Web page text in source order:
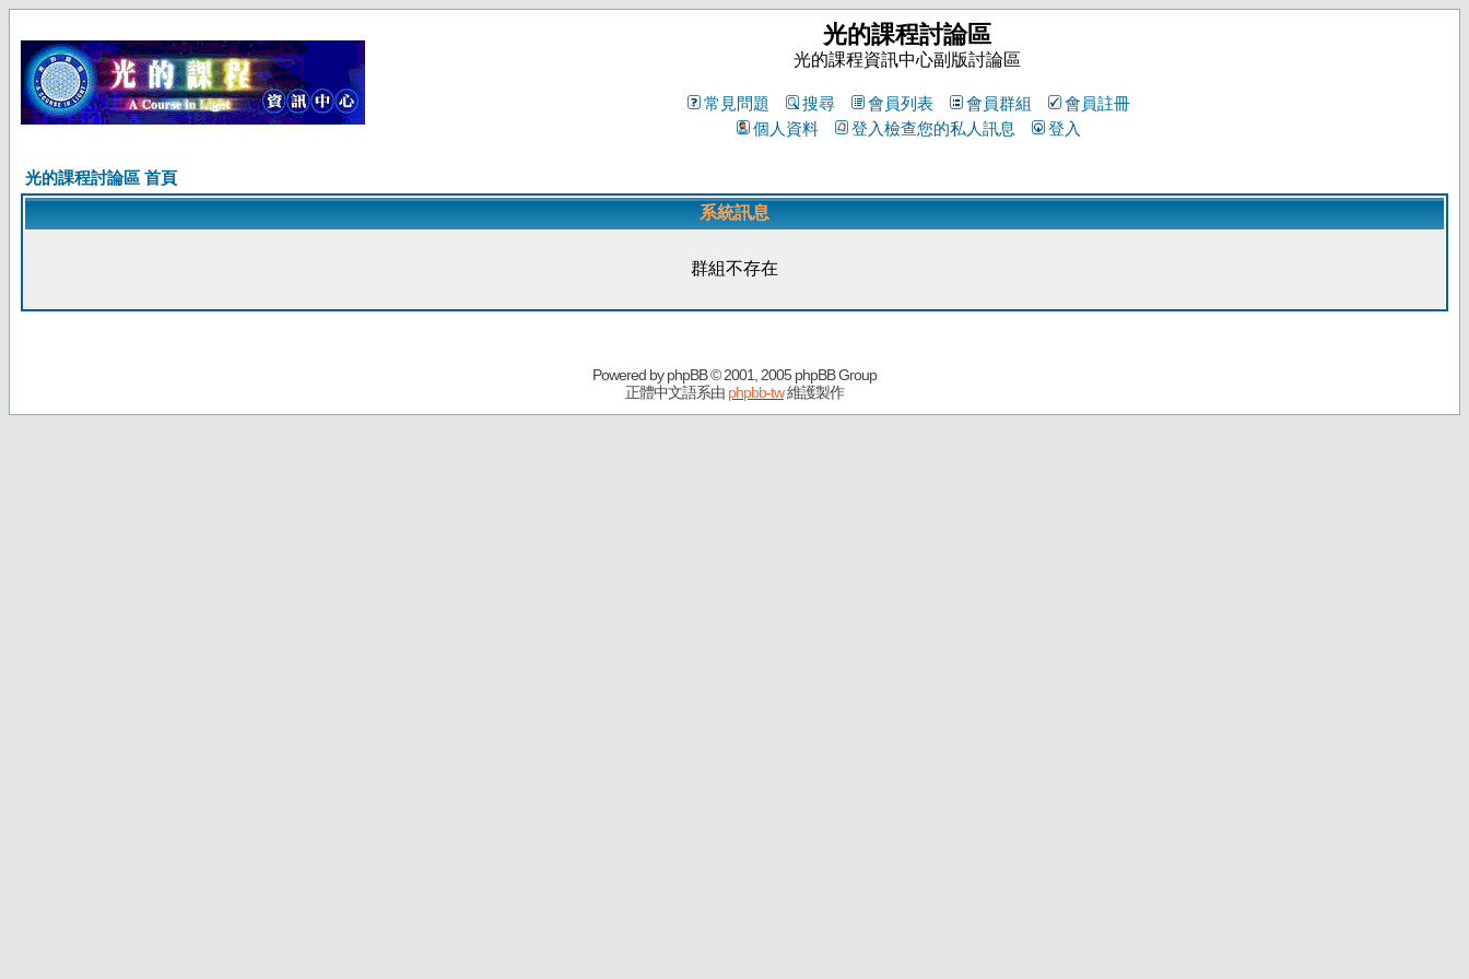
光的課程討論區
光的課程資訊中心副版討論區
常見問題 搜尋 會員列表 會員群組
會員註冊
個人資料
登入檢查您的私人訊息 登入
光的課程討論區 首頁
系統訊息
群組不存在
Powered byphpBB© 2001, 2005 phpBB Group
正體中文語系由 phpbb-tw維護製作